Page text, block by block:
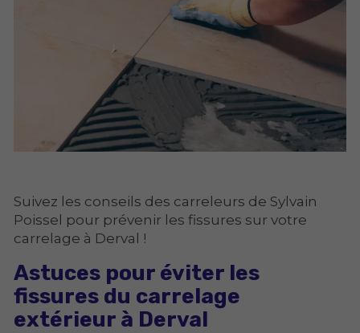
Suivez les conseils des carreleurs de Sylvain
Poissel pour prévenir les fissures sur votre
carrelage à Derval !
Astuces pour éviter les
fissures du carrelage
extérieur à Derval